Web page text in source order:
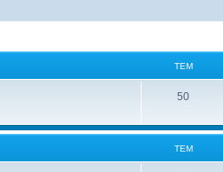
ТЕМ
50
ТЕМ